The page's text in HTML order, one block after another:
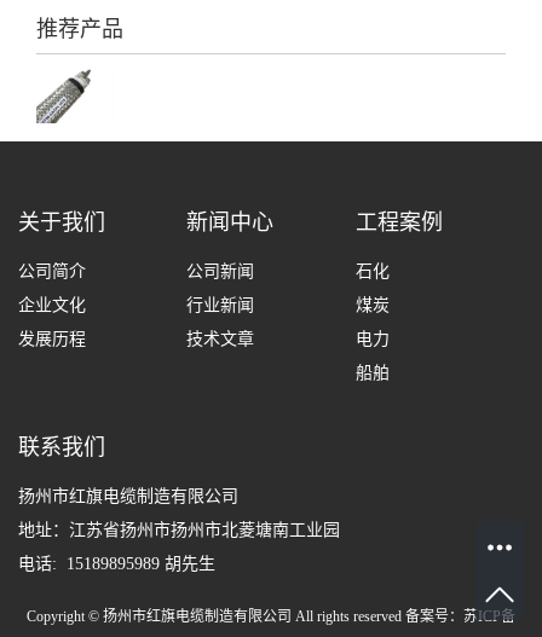
推荐产品
关于我们
公司简介
企业文化
发展历程
新闻中心
公司新闻
行业新闻
技术文章
工程案例
石化
煤炭
电力
船舶
联系我们
扬州市红旗电缆制造有限公司
地址：江苏省扬州市扬州市北菱塘南工业园
电话: 15189895989 胡先生
Copyright © 扬州市红旗电缆制造有限公司 All rights reserved 备案号： 苏ICP备